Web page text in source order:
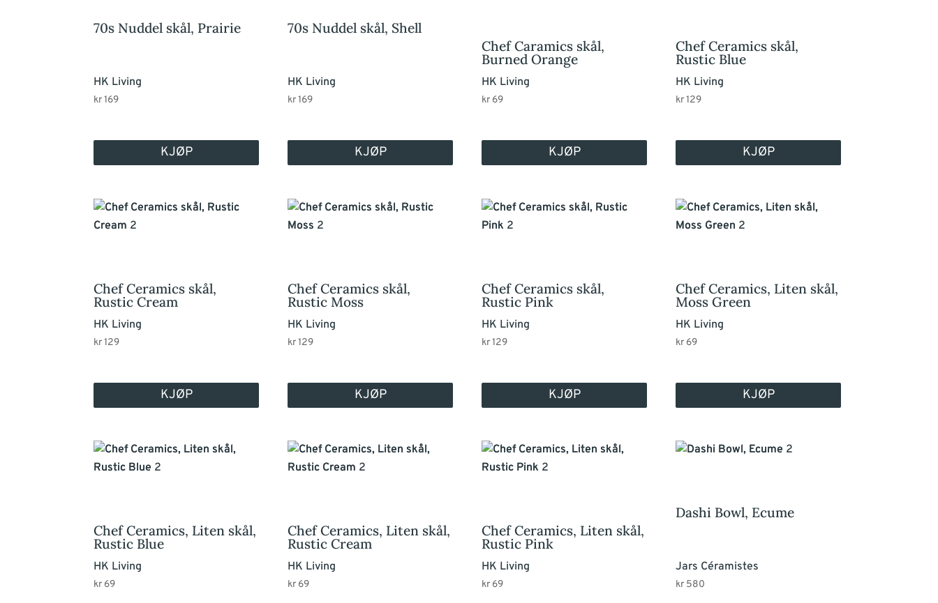
70s Nuddel skål, Prairie
HK Living
kr169
KJØP
70s Nuddel skål, Shell
HK Living
kr169
KJØP
Chef Caramics skål,
Burned Orange
HK Living
kr 69
KJØP
Chef Ceramics skål,
Rustic Blue
HK Living
kr129
KJØP
Chef Ceramics skål,
Rustic Cream
HK Living
kr129
KJØP
Chef Ceramics skål,
Rustic Moss
HK Living
kr129
KJØP
Chef Ceramics skål,
Rustic Pink
HK Living
kr129
KJØP
Chef Ceramics, Liten skål,
Moss Green
HK Living
kr 69
KJØP
Chef Ceramics, Liten skål,
Rustic Blue
HK Living
kr 69
Chef Ceramics, Liten skål,
Rustic Cream
HK Living
kr 69
Chef Ceramics, Liten skål,
Rustic Pink
HK Living
kr 69
Dashi Bowl, Ecume
Jars Céramistes
kr 580